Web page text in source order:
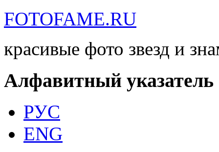
FOTOFAME.RU
красивые фото звезд и
Алфавитный указатель
РУС
ENG